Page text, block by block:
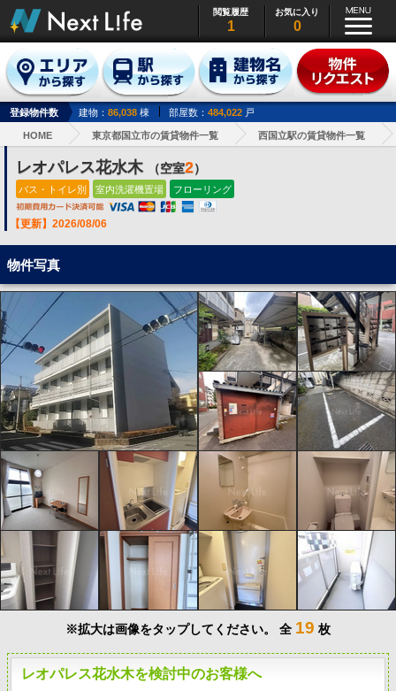
閲覧履歴
1
お気に入り
0
登録物件数 建物： 86,038 棟 部屋数： 484,022 戸
HOME 東京都国立市の賃貸物件一覧 西国立駅の賃貸物件一覧
レオパレス花水木 （空室2）
バス・トイレ別 室内洗濯機置場 フローリング
【更新】2026/08/06
物件写真
※拡大は画像をタップしてください。 全 19 枚
レオパレス花水木を検討中のお客様へ